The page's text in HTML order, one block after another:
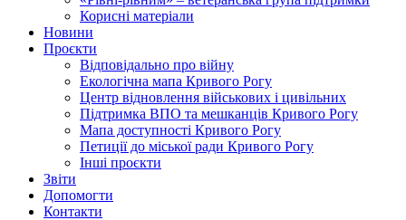
Корисні матеріали
Новини
Проєкти
Відповідально про війну
Екологічна мапа Кривого Рогу
Центр відновлення військових і цивільних
Підтримка ВПО та мешканців Кривого Рогу
Мапа доступності Кривого Рогу
Петиції до міської ради Кривого Рогу
Інші проєкти
Звіти
Допомогти
Контакти